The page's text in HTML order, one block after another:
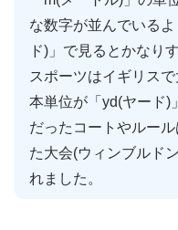
な数字が並んでいる
ド)」で見るとかなり
スポーツはイギリス
本単位が「yd(ヤード)
だったコートやルー
た大会(ウィンブルド
れました。